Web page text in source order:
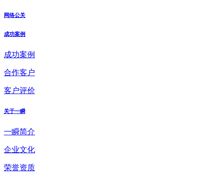
网络公关
成功案例
成功案例
合作客户
客户评价
关于一瞬
一瞬简介
企业文化
荣誉资质